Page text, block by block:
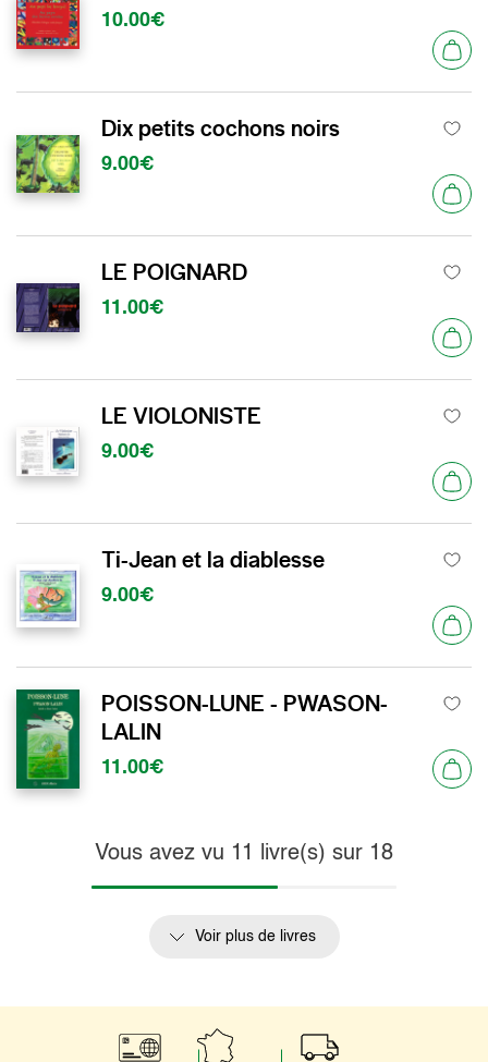
10.00€
Dix petits cochons noirs
9.00€
LE POIGNARD
11.00€
LE VIOLONISTE
9.00€
Ti-Jean et la diablesse
9.00€
POISSON-LUNE - PWASON-
LALIN
11.00€
Vous avez vu 11 livre(s) sur 18
Voir plus de livres